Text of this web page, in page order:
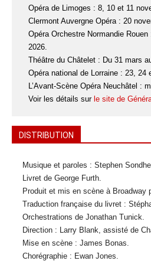
Opéra de Limoges : 8, 10 et 11
Clermont Auvergne Opéra : 20
Opéra Orchestre Normandie
2026.
Théâtre du Châtelet : Du 31 mars
Opéra national de Lorraine : 23, 24
L’Avant-Scène Opéra Neuchâtel :
Voir les détails sur le site de
DISTRIBUTION
Musique et paroles : Stephen
Livret de George Furth.
Produit et mis en scène à Broadway
Traduction française du livret :
Orchestrations de Jonathan Tunick.
Direction : Larry Blank, assisté de
Mise en scène : James Bonas.
Chorégraphie : Ewan Jones.